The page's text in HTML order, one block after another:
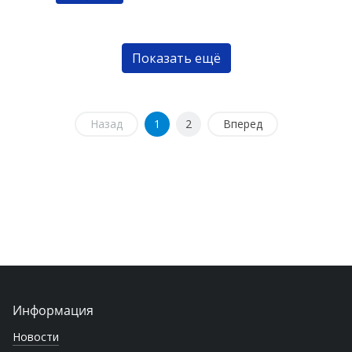
Показать ещё
Назад 1 2 Вперед
Информация
Новости